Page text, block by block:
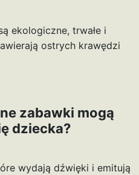
ekologiczne, trwałe i
ostrych krawędzi
zabawki mogą
dziecka?
wydają dźwięki i emitują